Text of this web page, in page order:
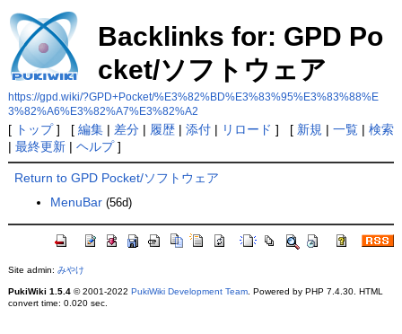
Backlinks for: GPD Po
cket/ソフトウェア
https://gpd.wiki/?GPD+Pocket/%E3%82%BD%E3%83%95%E3%83%88%E
3%82%A6%E3%82%A7%E3%82%A2
[ トップ] [ 編集| 差分| 履歴| 添付| リロード ] [ 新規 | 一覧| 検索
| 最終更新| ヘルプ]
Return to GPD Pocket/ソフトウェア
MenuBar (56d)
Site admin: みやけ
PukiWiki 1.5.4© 2001-2022 PukiWiki Development Team. Powered by PHP 7.4.30. HTML
convert time: 0.020 sec.